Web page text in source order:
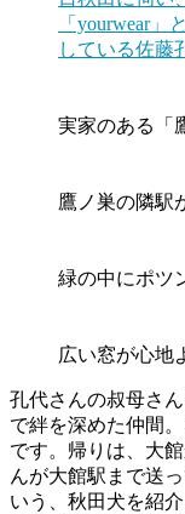
「yourwear
している佐藤
実家のある「
鷹ノ巣の隣駅
緑の中にポツ
広い窓が心地
孔代さんの叔母さ
で絆を深めた仲間
です。帰りは、大
んが大館駅まで送
いう、秋田犬を紹